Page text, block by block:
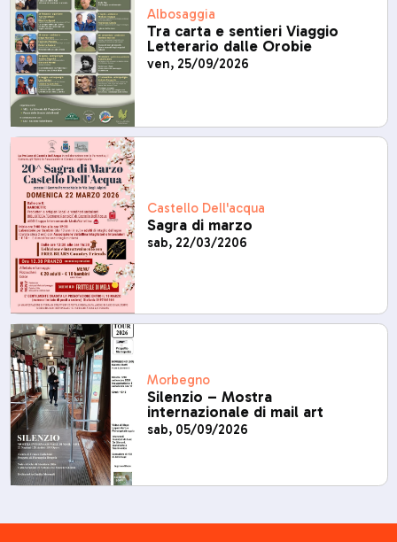
Albosaggia
Tra carta e sentieri Viaggio
Letterario dalle Orobie
ven, 25/09/2026
Castello Dell'acqua
Sagra di marzo
sab, 22/03/2206
Morbegno
Silenzio – Mostra
internazionale di mail art
sab, 05/09/2026